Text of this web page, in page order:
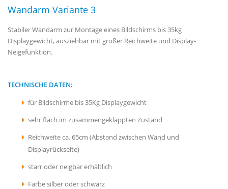
Wandarm Variante 3
Stabiler Wandarm zur Montage eines Bildschirms bis 35kg
Displaygewicht, ausziehbar mit großer Reichweite und Display-
Neigefunktion.
TECHNISCHE DATEN:
für Bildschirme bis 35Kg Displaygewicht
sehr flach im zusammengeklappten Zustand
Reichweite ca. 65cm (Abstand zwischen Wand und
Displayrückseite)
starr oder neigbar erhältlich
Farbe silber oder schwarz